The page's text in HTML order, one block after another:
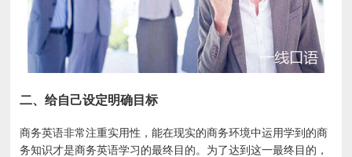
二、给自己设定明确目标
商务英语非常注重实用性，能在现实的商务环境中运用学到的商
务知识才是商务英语学习的最终目的。为了达到这一最终目的，